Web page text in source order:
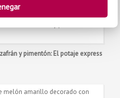
y pimentón: El potaje express